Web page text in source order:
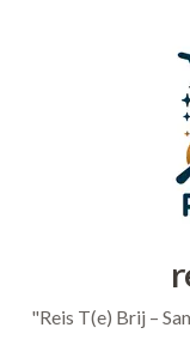
"Reis T(e) Brij –